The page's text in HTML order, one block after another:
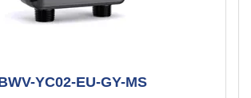
YC02-EU-GY-MS